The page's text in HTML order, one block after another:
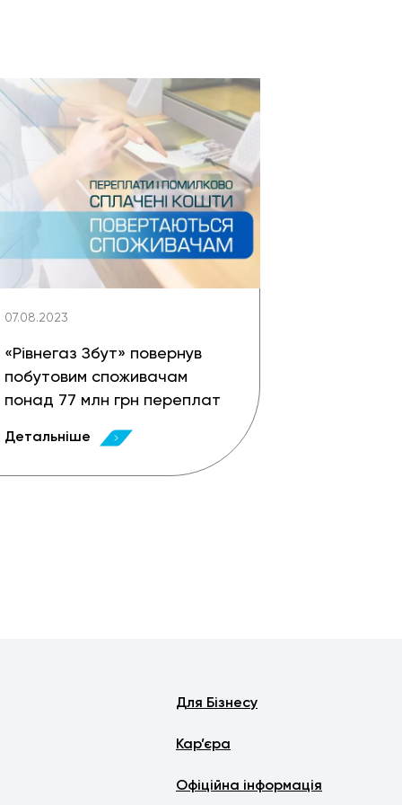
07.08.2023
«Рівнегаз Збут» повернув
побутовим споживачам
понад 77 млн грн переплат
Детальніше
Для Бізнесу
Кар’єра
Офіційна інформація